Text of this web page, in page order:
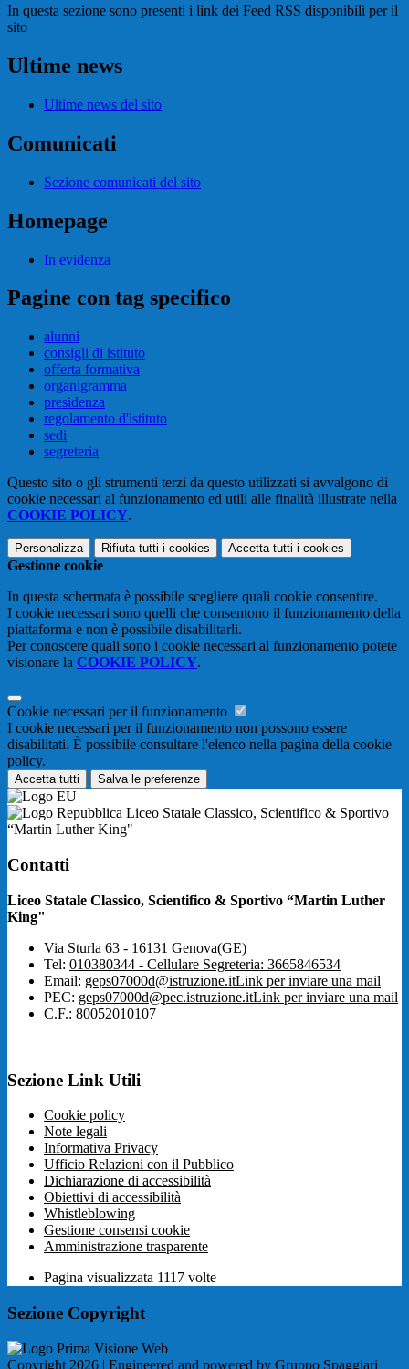
In questa sezione sono presenti i link dei Feed RSS disponibili per il
sito
Ultime news
Ultime news del sito
Comunicati
Sezione comunicati del sito
Homepage
In evidenza
Pagine con tag specifico
alunni
consigli di istituto
offerta formativa
organigramma
presidenza
regolamento d'istituto
sedi
segreteria
Questo sito o gli strumenti terzi da questo utilizzati si avvalgono di
cookie necessari al funzionamento ed utili alle finalità illustrate nella
COOKIE POLICY.
Personalizza Rifiuta tutti i cookies Accetta tutti i cookies
Gestione cookie
In questa schermata è possibile scegliere quali cookie consentire.
I cookie necessari sono quelli che consentono il funzionamento della
piattaforma e non è possibile disabilitarli.
Per conoscere quali sono i cookie necessari al funzionamento potete
visionare la COOKIE POLICY.
Cookie necessari per il funzionamento
I cookie necessari per il funzionamento non possono essere
disabilitati. È possibile consultare l'elenco nella pagina della cookie
policy.
Accetta tutti Salva le preferenze
Liceo Statale Classico, Scientifico & Sportivo
“Martin Luther King"
Contatti
Liceo Statale Classico, Scientifico & Sportivo “Martin Luther
King"
Via Sturla 63 - 16131 Genova(GE)
Tel: 010380344 - Cellulare Segreteria: 3665846534
Email: geps07000d@istruzione.itLink per inviare una mail
PEC: geps07000d@pec.istruzione.itLink per inviare una mail
C.F.: 80052010107
Sezione Link Utili
Cookie policy
Note legali
Informativa Privacy
Ufficio Relazioni con il Pubblico
Dichiarazione di accessibilità
Obiettivi di accessibilità
Whistleblowing
Gestione consensi cookie
Amministrazione trasparente
Pagina visualizzata 1117 volte
Sezione Copyright
Copyright 2026 | Engineered and powered by Gruppo Spaggiari